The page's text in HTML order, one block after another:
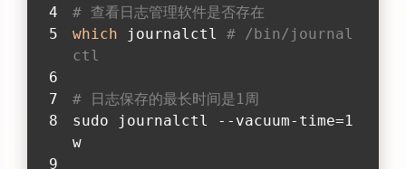
# 查看日志管理软件是否存在
which journalctl # /bin/journal
ctl
# 日志保存的最长时间是1周
sudo journalctl --vacuum-time=1
w